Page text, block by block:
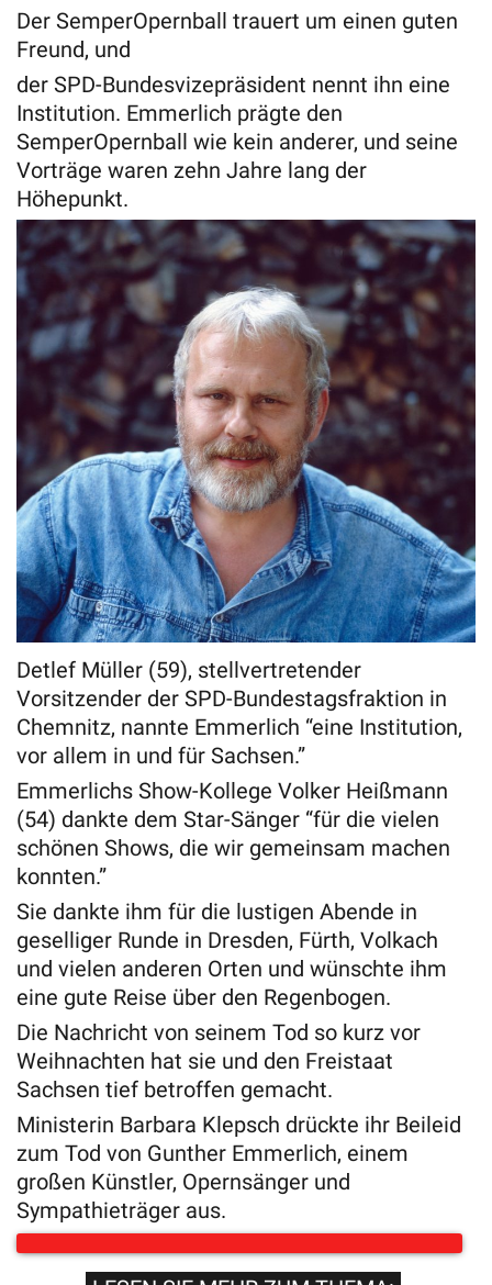
Der SemperOpernball trauert um einen guten
Freund, und
der SPD-Bundesvizepräsident nennt ihn eine
Institution. Emmerlich prägte den
SemperOpernball wie kein anderer, und seine
Vorträge waren zehn Jahre lang der
Höhepunkt.
Detlef Müller (59), stellvertretender
Vorsitzender der SPD-Bundestagsfraktion in
Chemnitz, nannte Emmerlich “eine Institution,
vor allem in und für Sachsen.”
Emmerlichs Show-Kollege Volker Heißmann
(54) dankte dem Star-Sänger “für die vielen
schönen Shows, die wir gemeinsam machen
konnten.”
Sie dankte ihm für die lustigen Abende in
geselliger Runde in Dresden, Fürth, Volkach
und vielen anderen Orten und wünschte ihm
eine gute Reise über den Regenbogen.
Die Nachricht von seinem Tod so kurz vor
Weihnachten hat sie und den Freistaat
Sachsen tief betroffen gemacht.
Ministerin Barbara Klepsch drückte ihr Beileid
zum Tod von Gunther Emmerlich, einem
großen Künstler, Opernsänger und
Sympathieträger aus.